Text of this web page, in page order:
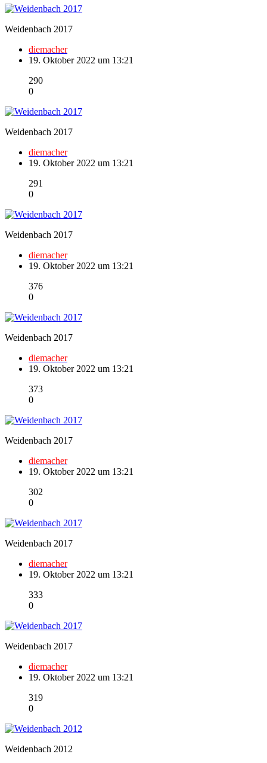
Weidenbach 2017
diemacher
19. Oktober 2022 um 13:21
290
0
Weidenbach 2017
diemacher
19. Oktober 2022 um 13:21
291
0
Weidenbach 2017
diemacher
19. Oktober 2022 um 13:21
376
0
Weidenbach 2017
diemacher
19. Oktober 2022 um 13:21
373
0
Weidenbach 2017
diemacher
19. Oktober 2022 um 13:21
302
0
Weidenbach 2017
diemacher
19. Oktober 2022 um 13:21
333
0
Weidenbach 2017
diemacher
19. Oktober 2022 um 13:21
319
0
Weidenbach 2012